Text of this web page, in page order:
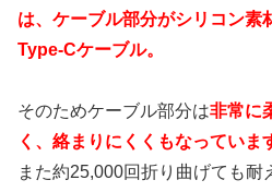
は、ケーブル部分がシリコン素
Type-Cケーブル。
そのためケーブル部分は非常に
く、絡まりにくくもなっていま
また約25,000回折り曲げても耐